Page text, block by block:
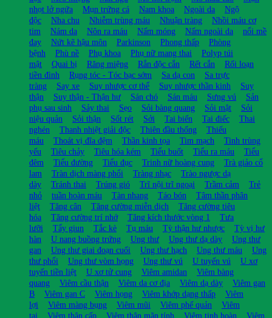
nhọt lở ngứa
Mụn trứng cá Nam khoa Ngoài da
Ngộ
độc
Nha chu Nhiễm trùng máu Nhuận tràng
Nhồi máu cơ
tim
Nám da Nôn ra máu Nấm móng Nấm ngoài da
nổi mề
đay
Nứt kẽ hậu môn Parkinson Phong thấp
Phòng
bệnh
Phù nề Phụ khoa Phụ nữ mang thai
Polyp túi
mật
Quai bị Răng miệng Rắn độc cắn Rết cắn
Rối loạn
tiền đình
Rụng tóc - Tóc bạc sớm Sa dạ con
Sa trực
tràng
Say xe Suy nhược cơ thể Suy nhược thần kinh
Suy
thận
Suy thận - Thận hư Sán chó Sán máu Sưng vú
Sản
phụ sau sinh
Sảy thai Sẹo Sỏi bàng quang Sỏi mật
Sỏi
niệu quản
Sỏi thận Sốt rét Sởi Tai biến Tai điếc
Thai
nghén
Thanh nhiệt giải độc Thiên đầu thống
Thiếu
máu
Thoát vị đĩa đệm Thần kinh tọa Tim mạch
Tinh trùng
yếu
Tiêu chảy Tiêu hóa kém Tiểu buốt Tiểu ra máu
Tiểu
đêm
Tiểu đường Tiểu đục Trinh nữ hoàng cung
Trà giảo cổ
lam
Tràn dịch màng phổi Tràng nhạc
Trào ngược dạ
dày
Tránh thai Trúng gió Trĩ nội trĩ ngoại Trầm cảm
Trẻ
nhỏ
tuần hoàn máu Tàn nhang Táo bón
Tâm thần phân
liệt
Tăng cân Tăng cường miễn dịch
Tăng cường tiêu
hóa
Tăng cường trí nhớ Tăng kích thước vòng 1
Tưa
lưỡi
Tẩy giun Tắc kè Tụ máu Tỳ thận hư nhược
Tỳ vị hư
hàn
U nang buồng trứng Ung thư Ung thư dạ dày
Ung thư
gan
Ung thư giai đoạn cuối Ung thư hạch Ung thư máu
Ung
thư phổi
Ung thư vòm họng Ung thư vú U tuyến vú
U xơ
tuyến tiền liệt
U xơ tử cung Viêm amidan
Viêm bàng
quang
Viêm cầu thận Viêm da cơ địa Viêm dạ dày
Viêm gan
B
Viêm gan C Viêm họng Viêm khớp dạng thấp
Viêm
lợi
Viêm màng bụng Viêm mũi Viêm phế quản
Viêm
tai
Viêm thận cấp Viêm thận mãn tính Viêm tinh hoàn
Viêm